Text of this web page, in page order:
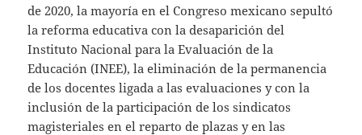
de 2020, la mayoría en el Congreso mexicano sepultó
la reforma educativa con la desaparición del
Instituto Nacional para la Evaluación de la
Educación (INEE), la eliminación de la permanencia
de los docentes ligada a las evaluaciones y con la
inclusión de la participación de los sindicatos
magisteriales en el reparto de plazas y en las